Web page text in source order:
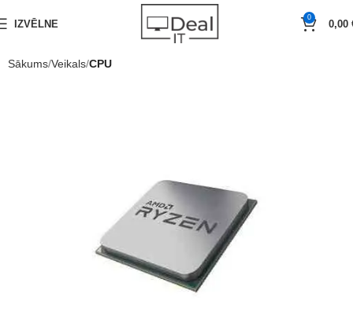
IZVĒLNE
0
0,00
Sākums Veikals CPU